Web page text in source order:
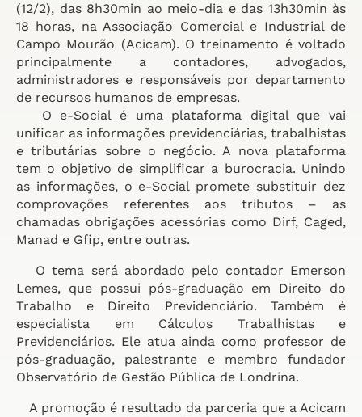
(12/2), das 8h30min ao meio-dia e das 13h30min às
18 horas, na Associação Comercial e Industrial de
Campo Mourão (Acicam). O treinamento é voltado
principalmente a contadores, advogados,
administradores e responsáveis por departamento
de recursos humanos de empresas.
O e-Social é uma plataforma digital que vai
unificar as informações previdenciárias, trabalhistas
e tributárias sobre o negócio. A nova plataforma
tem o objetivo de simplificar a burocracia. Unindo
as informações, o e-Social promete substituir dez
comprovações referentes aos tributos – as
chamadas obrigações acessórias como Dirf, Caged,
Manad e Gfip, entre outras.
O tema será abordado pelo contador Emerson
Lemes, que possui pós-graduação em Direito do
Trabalho e Direito Previdenciário. Também é
especialista em Cálculos Trabalhistas e
Previdenciários. Ele atua ainda como professor de
pós-graduação, palestrante e membro fundador
Observatório de Gestão Pública de Londrina.
A promoção é resultado da parceria que a Acicam